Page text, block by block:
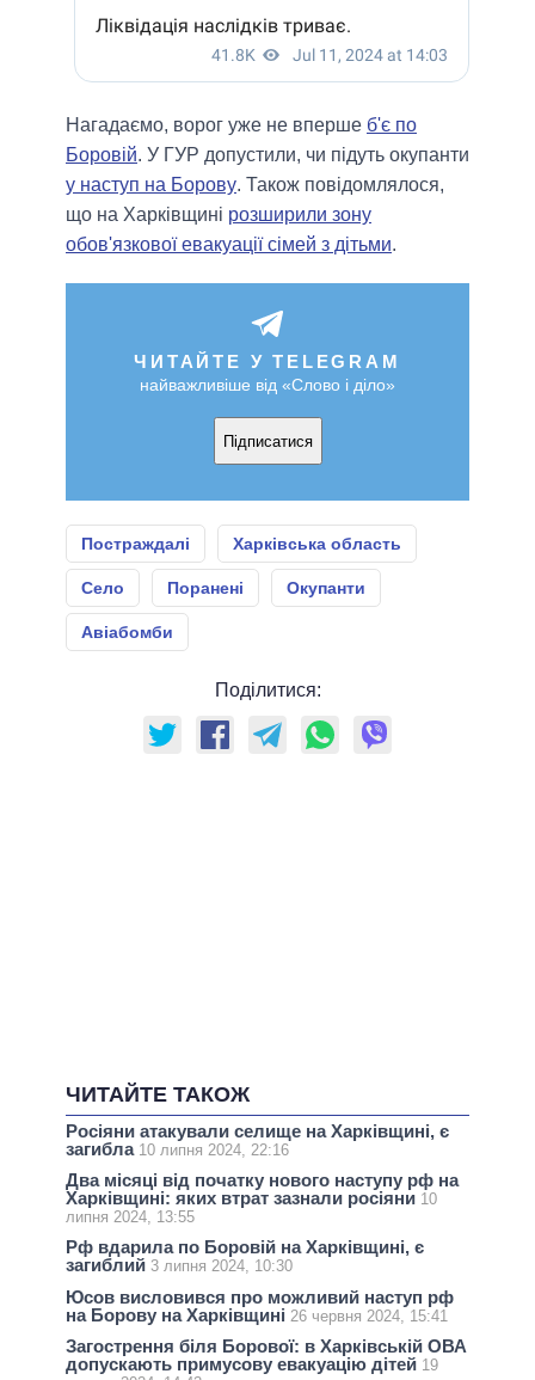
Нагадаємо, ворог уже не вперше б'є по
Боровій. У ГУР допустили, чи підуть окупанти
у наступ на Борову. Також повідомлялося,
що на Харківщині розширили зону
обов'язкової евакуації сімей з дітьми.
ЧИТАЙТЕ У TELEGRAM
найважливіше від «Слово і діло»
Підписатися
Постраждалі Харківська область
Село Поранені Окупанти
Авіабомби
Поділитися:
ЧИТАЙТЕ ТАКОЖ
Росіяни атакували селище на Харківщині, є
загибла 10 липня 2024, 22:16
Два місяці від початку нового наступу рф на
Харківщині: яких втрат зазнали росіяни 10
липня 2024, 13:55
Рф вдарила по Боровій на Харківщині, є
загиблий 3 липня 2024, 10:30
Юсов висловився про можливий наступ рф
на Борову на Харківщині 26 червня 2024, 15:41
Загострення біля Борової: в Харківській ОВА
допускають примусову евакуацію дітей 19